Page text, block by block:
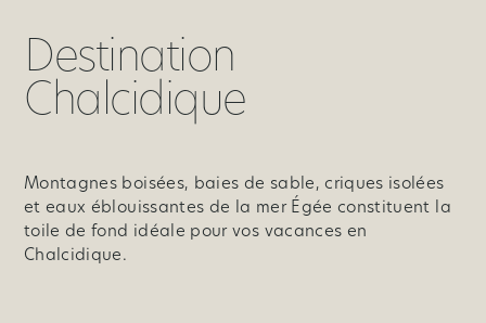
Destination
Chalcidique
Montagnes boisées, baies de sable, criques isolées
et eaux éblouissantes de la mer Égée constituent la
toile de fond idéale pour vos vacances en
Chalcidique.